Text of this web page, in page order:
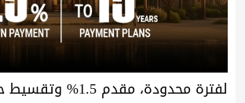
لفترة محدودة، مقدم 1.5% وتقسيط حتى 15 سنة